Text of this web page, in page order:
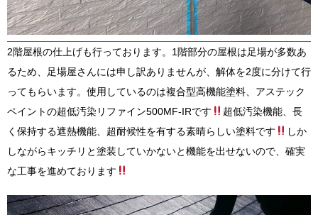
2階屋根の仕上げも行っております。1階部分の屋根は足場が多数あ
るため、足場屋さんには申し訳ありませんが、解体を2度に分けて行
ってもらいます。使用しているのは複合型高機能塗料、アステック
ペイントの超低汚染リファイン500MF-IRです
超低汚染機能、長
く保持する遮熱機能、超耐候性を有する素晴らしい塗料です
しか
しながらキッチリと塗装していかないと機能を出せないので、確実
な工事を進めております